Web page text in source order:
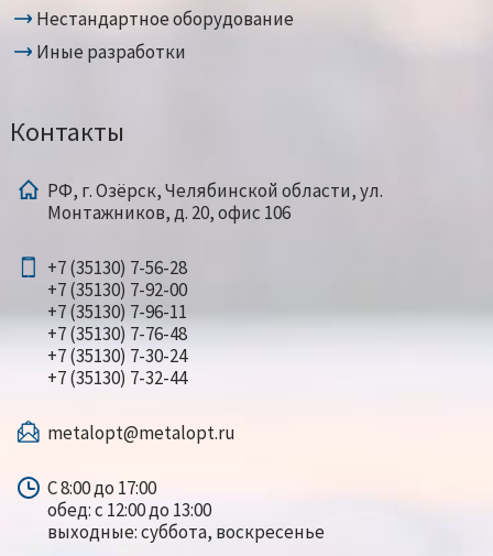
Нестандартное оборудование
Иные разработки
Контакты
РФ, г. Озёрск, Челябинской области, ул.
Монтажников, д. 20, офис 106
+7 (35130) 7-56-28
+7 (35130) 7-92-00
+7 (35130) 7-96-11
+7 (35130) 7-76-48
+7 (35130) 7-30-24
+7 (35130) 7-32-44
metalopt@metalopt.ru
С 8:00 до 17:00
обед: с 12:00 до 13:00
выходные: суббота, воскресенье